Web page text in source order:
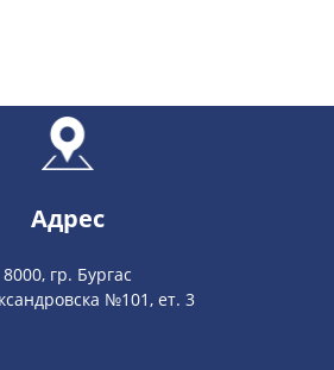
Адрес
8000, гр. Бургас
№101, ет. 3